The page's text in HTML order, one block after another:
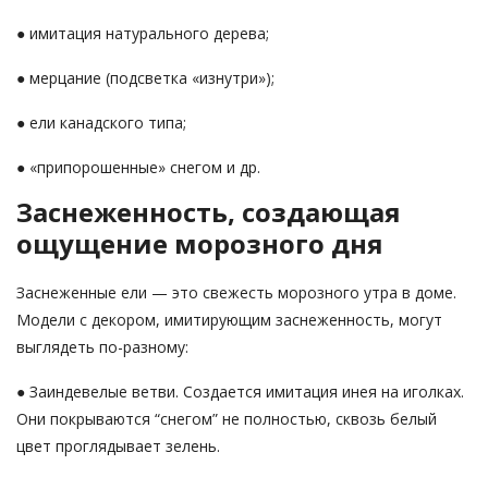
● имитация натурального дерева;
● мерцание (подсветка «изнутри»);
● ели канадского типа;
● «припорошенные» снегом и др.
Заснеженность, создающая
ощущение морозного дня
Заснеженные ели — это свежесть морозного утра в доме.
Модели с декором, имитирующим заснеженность, могут
выглядеть по-разному:
● Заиндевелые ветви. Создается имитация инея на иголках.
Они покрываются “снегом” не полностью, сквозь белый
цвет проглядывает зелень.